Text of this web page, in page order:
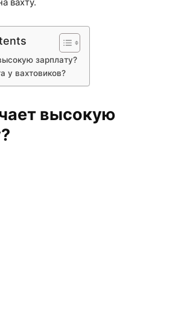
зарплату?
у вахтовиков?
высокую